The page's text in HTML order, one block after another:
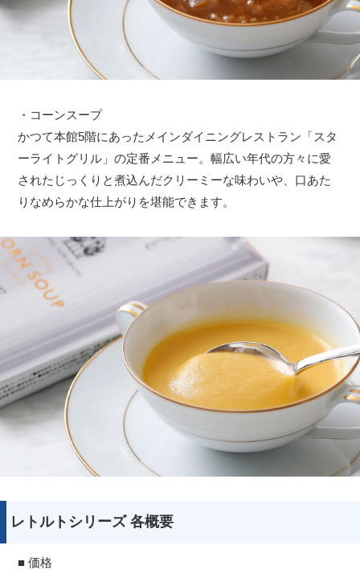
・コーンスープ
かつて本館5階にあったメインダイニングレストラン「スタ
ーライトグリル」の定番メニュー。幅広い年代の方々に愛
されたじっくりと煮込んだクリーミーな味わいや、口あた
りなめらかな仕上がりを堪能できます。
レトルトシリーズ 各概要
■ 価格